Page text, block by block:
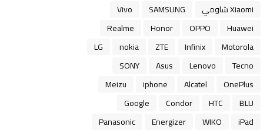
Xiaomi شاومي SAMSUNG
Vivo
Huawei
OPPO
Honor
Realme
Motorola
Infinix
ZTE
nokia
LG
Tecno
Lenovo
Asus
SONY
OnePlus
Alcatel
iphone
Meizu
BLU
HTC
Condor
Google
iPad
WIKO
Energizer
Panasonic